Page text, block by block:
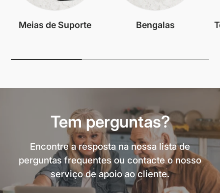
Meias de Suporte Bengalas
Tem perguntas?
Encontre a resposta na nossa lista de
perguntas frequentes ou contacte o nosso
serviço de apoio ao cliente.